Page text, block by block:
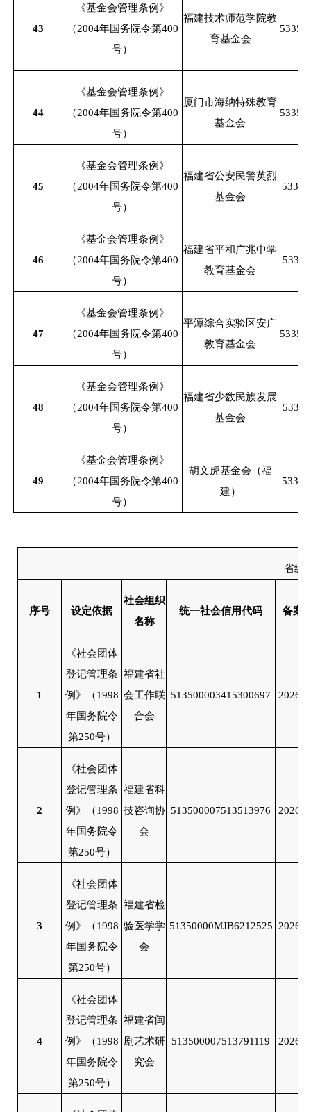
43
《基金会管理条例》
（2004年国务院令第400
号）
福建技术师范学院教
育基金会
44
《基金会管理条例》
（2004年国务院令第400
号）
厦门市海纳特殊教育
基金会
45
《基金会管理条例》
（2004年国务院令第400
号）
福建省公安民警英烈
基金会
46
《基金会管理条例》
（2004年国务院令第400
号）
福建省平和广兆中学
教育基金会
47
《基金会管理条例》
（2004年国务院令第400
号）
平潭综合实验区安广
教育基金会
48
《基金会管理条例》
（2004年国务院令第400
号）
福建省少数民族发展
基金会
49
《基金会管理条例》
（2004年国务院令第400
号）
胡文虎基金会（福
建）
省级
序号 设定依据
社会组织
名称
统一社会信用代码 备案
1
《社会团体
登记管理条
例》（1998
年国务院令
第250号）
福建省社
会工作联
合会
513500003415300697 2026/
2
《社会团体
登记管理条
例》（1998
年国务院令
第250号）
福建省科
技咨询协
会
513500007513513976 2026/
3
《社会团体
登记管理条
例》（1998
年国务院令
第250号）
福建省检
验医学学
会
51350000MJB6212525 2026/
4
《社会团体
登记管理条
例》（1998
年国务院令
第250号）
福建省闽
剧艺术研
究会
513500007513791119 2026/